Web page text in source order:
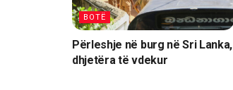
BOTË
Përleshje në burg në Sri Lanka,
dhjetëra të vdekur